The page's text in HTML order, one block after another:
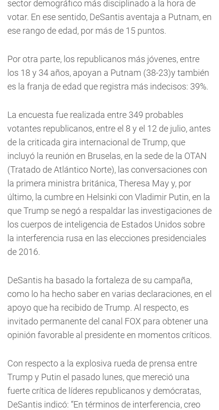
sector demográfico más disciplinado a la hora de
votar. En ese sentido, DeSantis aventaja a Putnam, en
ese rango de edad, por más de 15 puntos.
Por otra parte, los republicanos más jóvenes, entre
los 18 y 34 años, apoyan a Putnam (38-23)y también
es la franja de edad que registra más indecisos: 39%.
La encuesta fue realizada entre 349 probables
votantes republicanos, entre el 8 y el 12 de julio, antes
de la criticada gira internacional de Trump, que
incluyó la reunión en Bruselas, en la sede de la OTAN
(Tratado de Atlántico Norte), las conversaciones con
la primera ministra británica, Theresa May y, por
último, la cumbre en Helsinki con Vladimir Putin, en la
que Trump se negó a respaldar las investigaciones de
los cuerpos de inteligencia de Estados Unidos sobre
la interferencia rusa en las elecciones presidenciales
de 2016.
DeSantis ha basado la fortaleza de su campaña,
como lo ha hecho saber en varias declaraciones, en el
apoyo que ha recibido de Trump. Al respecto, es
invitado permanente del canal FOX para obtener una
opinión favorable al presidente en momentos críticos.
Con respecto a la explosiva rueda de prensa entre
Trump y Putin el pasado lunes, que mereció una
fuerte crítica de líderes republicanos y demócratas,
DeSantis indicó: “En términos de interferencia, creo